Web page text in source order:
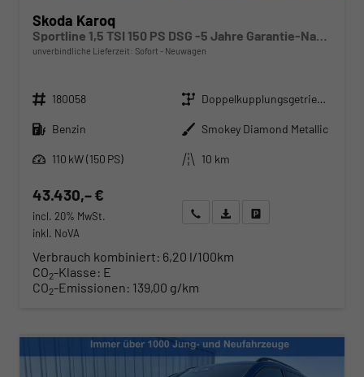
Skoda Karoq
Sportline 1,5 TSI 150 PS DSG -5 Jahre Garantie-Navi-4x Sitzheizung-Canton Sound-Anhängerkupplung-LED-Matrix-AppleCarPlay-Android-Auto-ACC-Kessy-2-Zonen-Klimaautomatik-18''Alu-Sofort
unverbindliche Lieferzeit: Sofort Neuwagen
Fahrzeugnr. 180058 Getriebe
Doppelkupplungsgetriebe (DSG)
Kraftstoff Benzin Außenfarbe Smokey Diamond Metallic
Leistung
110 kW (150 PS) Kilometerstand 10 km
43.430,– €
incl. 20% MwSt.
inkl. NoVA
Wir rufen Sie anAngebot drucken (PDF)
Verbrauch kombiniert: 6,20 l/100km
CO2-Klasse: E
CO2-Emissionen: 139,00 g/km